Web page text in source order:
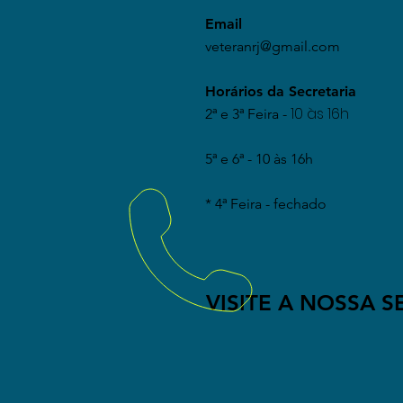
Segunda à Sexta
Email
veteranrj@gmail.com
Horários da Secretaria
2ª e 3ª Feira - 10 às 16h
5ª e 6ª - 10 às 16h
* 4ª Feira - fechado
VISITE A NOSSA